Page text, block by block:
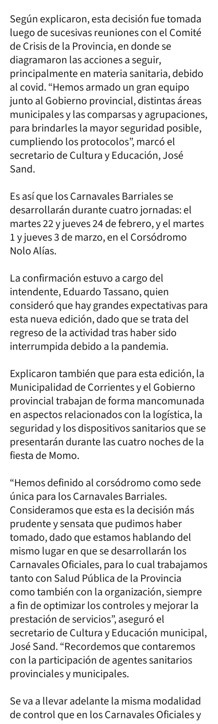
Según explicaron, esta decisión fue tomada
luego de sucesivas reuniones con el Comité
de Crisis de la Provincia, en donde se
diagramaron las acciones a seguir,
principalmente en materia sanitaria, debido
al covid. “Hemos armado un gran equipo
junto al Gobierno provincial, distintas áreas
municipales y las comparsas y agrupaciones,
para brindarles la mayor seguridad posible,
cumpliendo los protocolos”, marcó el
secretario de Cultura y Educación, José
Sand.
Es así que los Carnavales Barriales se
desarrollarán durante cuatro jornadas: el
martes 22 y jueves 24 de febrero, y el martes
1 y jueves 3 de marzo, en el Corsódromo
Nolo Alías.
La confirmación estuvo a cargo del
intendente, Eduardo Tassano, quien
consideró que hay grandes expectativas para
esta nueva edición, dado que se trata del
regreso de la actividad tras haber sido
interrumpida debido a la pandemia.
Explicaron también que para esta edición, la
Municipalidad de Corrientes y el Gobierno
provincial trabajan de forma mancomunada
en aspectos relacionados con la logística, la
seguridad y los dispositivos sanitarios que se
presentarán durante las cuatro noches de la
fiesta de Momo.
“Hemos definido al corsódromo como sede
única para los Carnavales Barriales.
Consideramos que esta es la decisión más
prudente y sensata que pudimos haber
tomado, dado que estamos hablando del
mismo lugar en que se desarrollarán los
Carnavales Oficiales, para lo cual trabajamos
tanto con Salud Pública de la Provincia
como también con la organización, siempre
a fin de optimizar los controles y mejorar la
prestación de servicios”, aseguró el
secretario de Cultura y Educación municipal,
José Sand. “Recordemos que contaremos
con la participación de agentes sanitarios
provinciales y municipales.
Se va a llevar adelante la misma modalidad
de control que en los Carnavales Oficiales y